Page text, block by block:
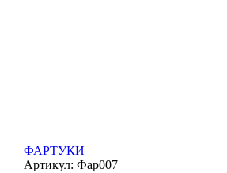
ФАРТУКИ
Артикул: Фар007